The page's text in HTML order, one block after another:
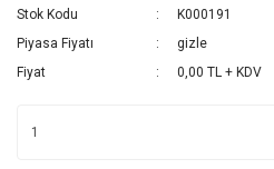
Stok Kodu
K000191
Piyasa Fiyatı
gizle
Fiyat
0,00 TL + KDV